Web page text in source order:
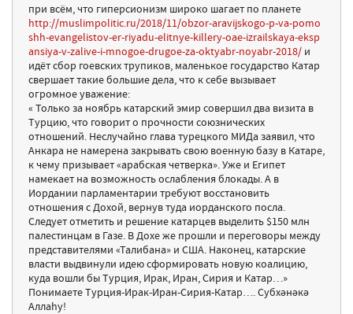
при всём, что гиперсионизм широко шагает по планете
http://muslimpolitic.ru/2018/11/obzor-aravijskogo-p-va-pomo
shh-evangelistov-er-riyadu-elitnye-killery-oae-izrailskaya-eksp
ansiya-v-zalive-i-mnogoe-drugoe-za-oktyabr-noyabr-2018/ и
идёт сбор гоевских трупиков, маленькое государство Катар
свершает такие большие дела, что к себе вызывает
огромное уважение:
« Только за ноябрь катарский эмир совершил два визита в
Турцию, что говорит о прочности союзнических
отношений. Неслучайно глава турецкого МИДа заявил, что
Анкара не намерена закрывать свою военную базу в Катаре,
к чему призывает «арабская четверка». Уже и Египет
намекает на возможность ослабления блокады. А в
Иордании парламентарии требуют восстановить
отношения с Дохой, вернув туда иорданского посла.
Следует отметить и решение катарцев выделить $150 млн
палестинцам в Газе. В Дохе же прошли и переговоры между
представителями «Талибана» и США. Наконец, катарские
власти выдвинули идею сформировать новую коалицию,
куда вошли бы Турция, Ирак, Иран, Сирия и Катар…»
Понимаете Турция-Ирак-Иран-Сирия-Катар…. Субхәнәкә
Аллаһу!